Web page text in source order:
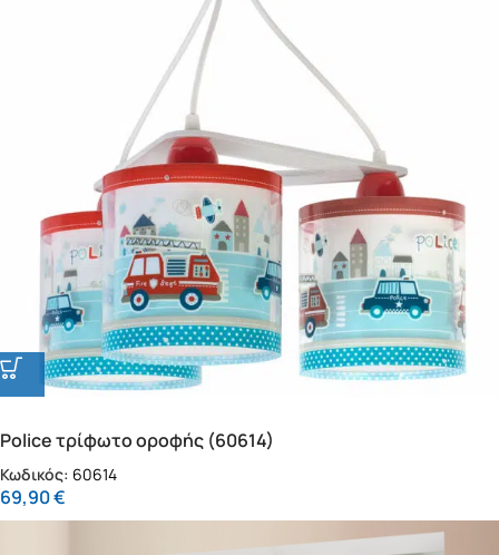
Police τρίφωτο οροφής (60614)
Κωδικός: 60614
69,90€